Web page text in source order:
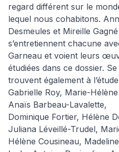
regard différent sur le
lequel nous cohabitons.
Desmeules et Mireille Gagné
s’entretiennent chacune
Garneau et voient leurs
étudiées dans ce dossier. Se
trouvent également à l’étude
Gabrielle Roy, Marie-
Anaïs Barbeau-Lavalette,
Dominique Fortier, Hélène
Juliana Léveillé-Trudel,
Hélène Cousineau,